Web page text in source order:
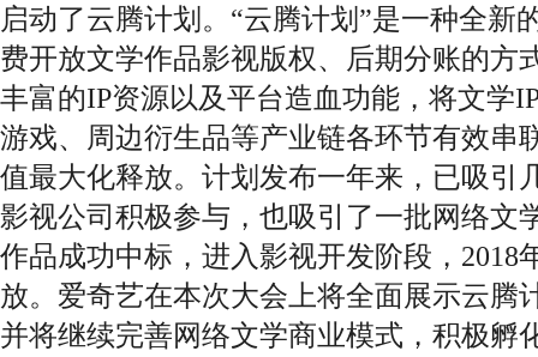
启动了云腾计划。“云腾计划”是一种全新
费开放文学作品影视版权、后期分账的方
丰富的IP资源以及平台造血功能，将文学
游戏、周边衍生品等产业链各环节有效串
值最大化释放。计划发布一年来，已吸引
影视公司积极参与，也吸引了一批网络文
作品成功中标，进入影视开发阶段，2018
放。爱奇艺在本次大会上将全面展示云腾
并将继续完善网络文学商业模式，积极孵